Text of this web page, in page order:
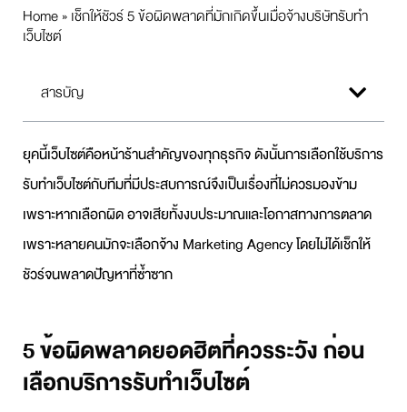
Home»เช็กให้ชัวร์ 5 ข้อผิดพลาดที่มักเกิดขึ้นเมื่อจ้างบริษัทรับทำ
เว็บไซต์
สารบัญ
ยุคนี้เว็บไซต์คือหน้าร้านสำคัญของทุกธุรกิจ ดังนั้นการเลือกใช้บริการ
รับทำเว็บไซต์กับทีมที่มีประสบการณ์จึงเป็นเรื่องที่ไม่ควรมองข้าม
เพราะหากเลือกผิด อาจเสียทั้งงบประมาณและโอกาสทางการตลาด
เพราะหลายคนมักจะเลือกจ้าง Marketing Agencyโดยไม่ได้เช็กให้
ชัวร์จนพลาดปัญหาที่ซ้ำซาก
5 ข้อผิดพลาดยอดฮิตที่ควรระวัง ก่อน
เลือกบริการรับทำเว็บไซต์